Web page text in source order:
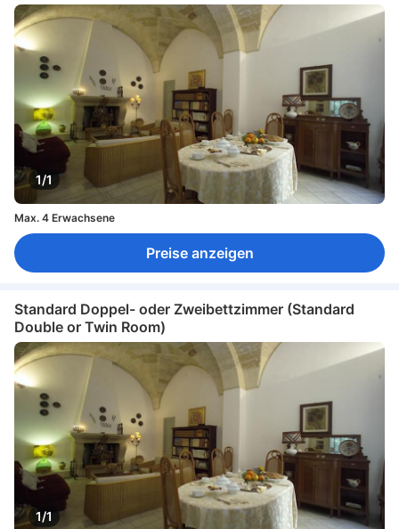
1/1
Max. 4 Erwachsene
Preise anzeigen
Standard Doppel- oder Zweibettzimmer (Standard
Double or Twin Room)
1/1